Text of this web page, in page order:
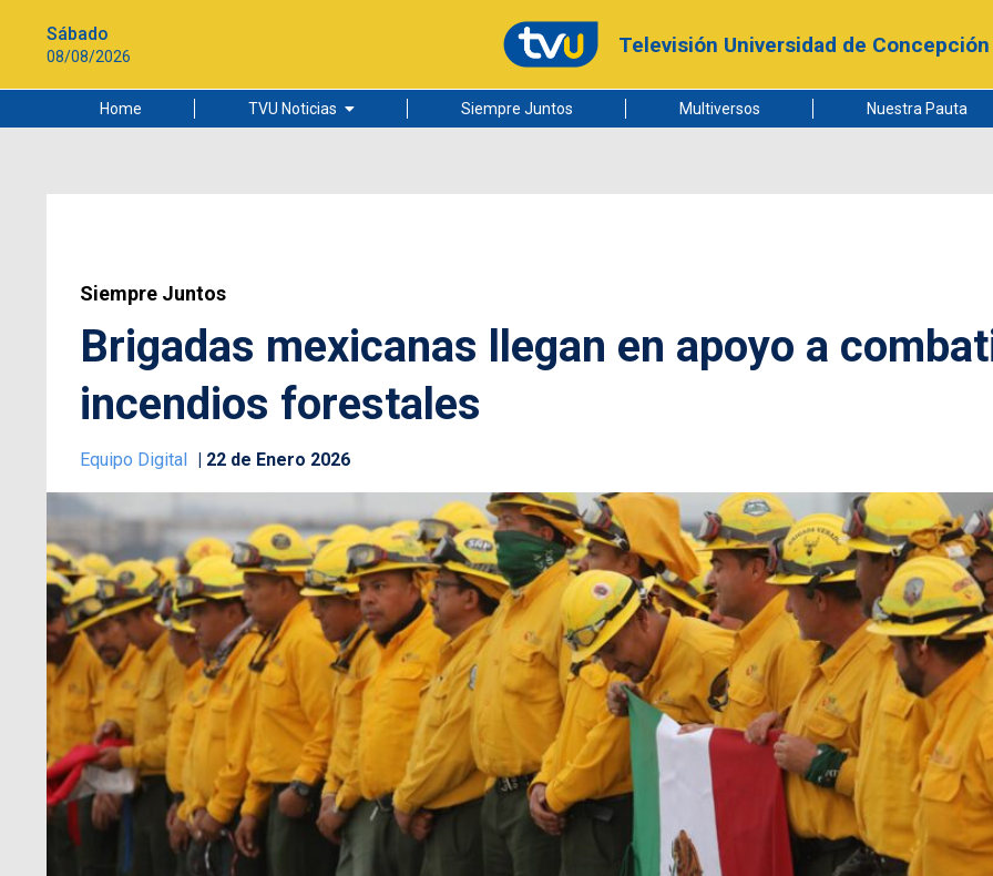
Sábado
08/08/2026 Televisión Universidad de Concepción
Home TVU Noticias
Ciudad
Siempre Juntos Multiversos Nuestra Pauta
Siempre Juntos
Brigadas mexicanas llegan en apoyo a
incendios forestales
Equipo Digital 22 de Enero 2026